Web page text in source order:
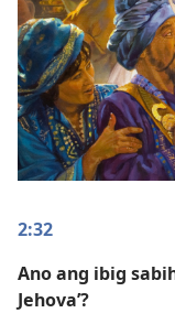
2:32
Ano ang ibig
Jehova’?